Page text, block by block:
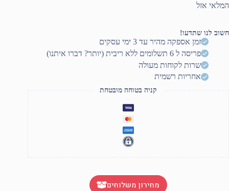
המלאי אזל
חשוב לנו שתדעו!
זמן אספקה מהיר עד 3 ימי עסקים
פריסה ל 6 תשלומים ללא ריבית (יותר? דברו איתנו)
שרות לקוחות מעולה
אחריות רשמית
קניה בטוחה מובטחת
מחירון משלוחים